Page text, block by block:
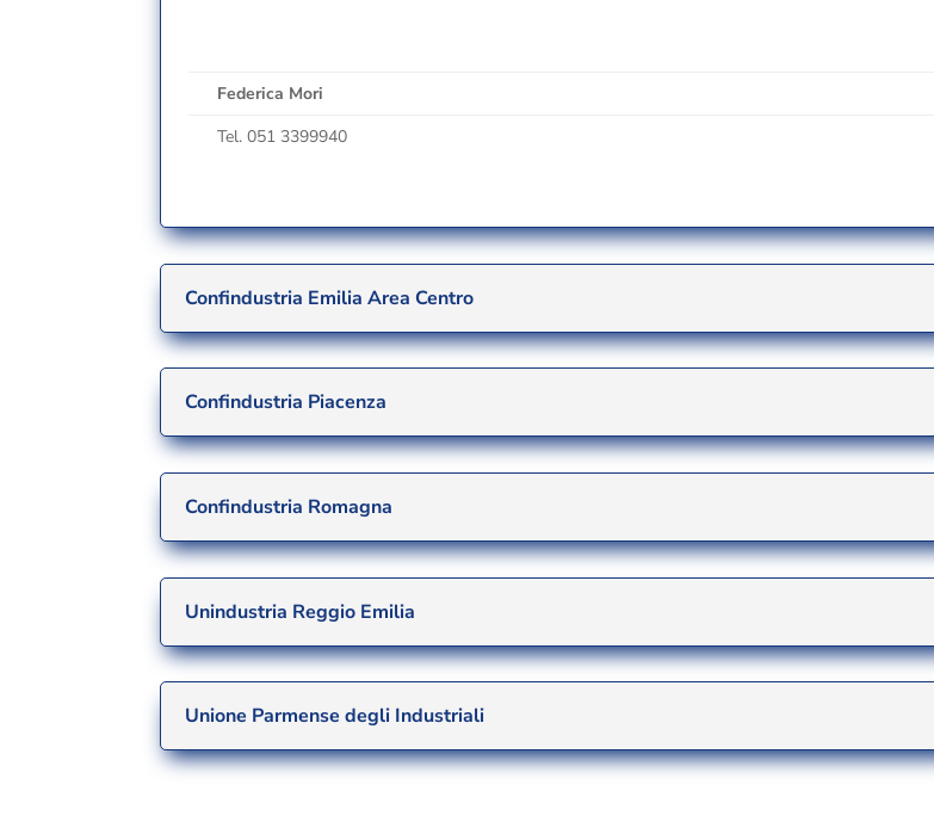
Federica Mori
Tel. 051 3399940
Confindustria Emilia Area Centro
Confindustria Piacenza
Confindustria Romagna
Unindustria Reggio Emilia
Unione Parmense degli Industriali